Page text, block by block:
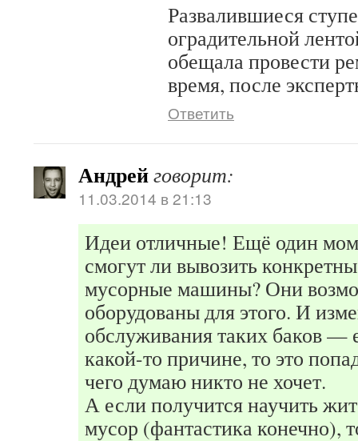
Развалившиеся
оградительной
обещала провести
время, после
Ответить
Андрейговорит:
11.03.2014 в 21:13
Идеи отличные! Ещё один
смогут ли вывозить
мусорные машины? Они
оборудованы для этого. И
обслуживания таких баков —
какой-то причине, то это
чего думаю никто не хочет.
А если получится научить
мусор (фантастика конечно),